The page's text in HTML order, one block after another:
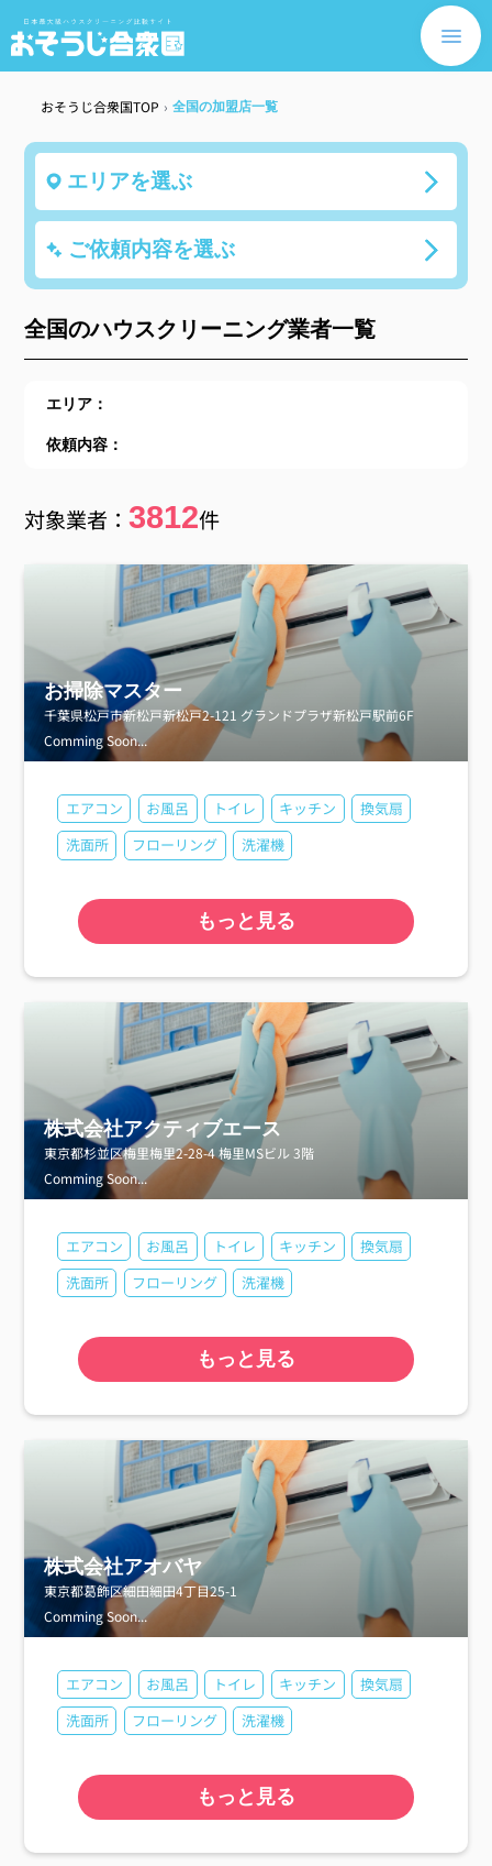
おそうじ合衆国TOP › 全国の加盟店一覧
エリアを選ぶ
ご依頼内容を選ぶ
全国のハウスクリーニング業者一覧
エリア：
依頼内容：
対象業者：3812件
お掃除マスター
千葉県松戸市新松戸新松戸2-121 グランドプラザ新松戸駅前6F
Comming Soon...
エアコン お風呂 トイレ キッチン
換気扇
洗面所
フローリング 洗濯機
もっと見る
株式会社アクティブエース
東京都杉並区梅里梅里2-28-4 梅里MSビル 3階
Comming Soon...
エアコン お風呂 トイレ キッチン
換気扇
洗面所
フローリング 洗濯機
もっと見る
株式会社アオバヤ
東京都葛飾区細田細田4丁目25-1
Comming Soon...
エアコン お風呂 トイレ キッチン
換気扇
洗面所
フローリング 洗濯機
もっと見る